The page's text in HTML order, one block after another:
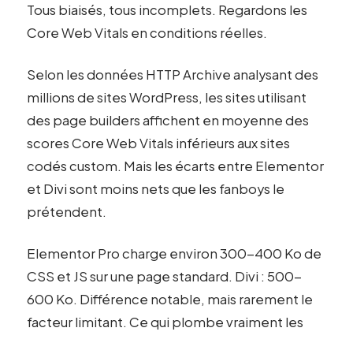
Tous biaisés, tous incomplets. Regardons les
Core Web Vitals en conditions réelles.
Selon les données HTTP Archive analysant des
millions de sites WordPress, les sites utilisant
des page builders affichent en moyenne des
scores Core Web Vitals inférieurs aux sites
codés custom. Mais les écarts entre Elementor
et Divi sont moins nets que les fanboys le
prétendent.
Elementor Pro charge environ 300-400 Ko de
CSS et JS sur une page standard. Divi : 500-
600 Ko. Différence notable, mais rarement le
facteur limitant. Ce qui plombe vraiment les